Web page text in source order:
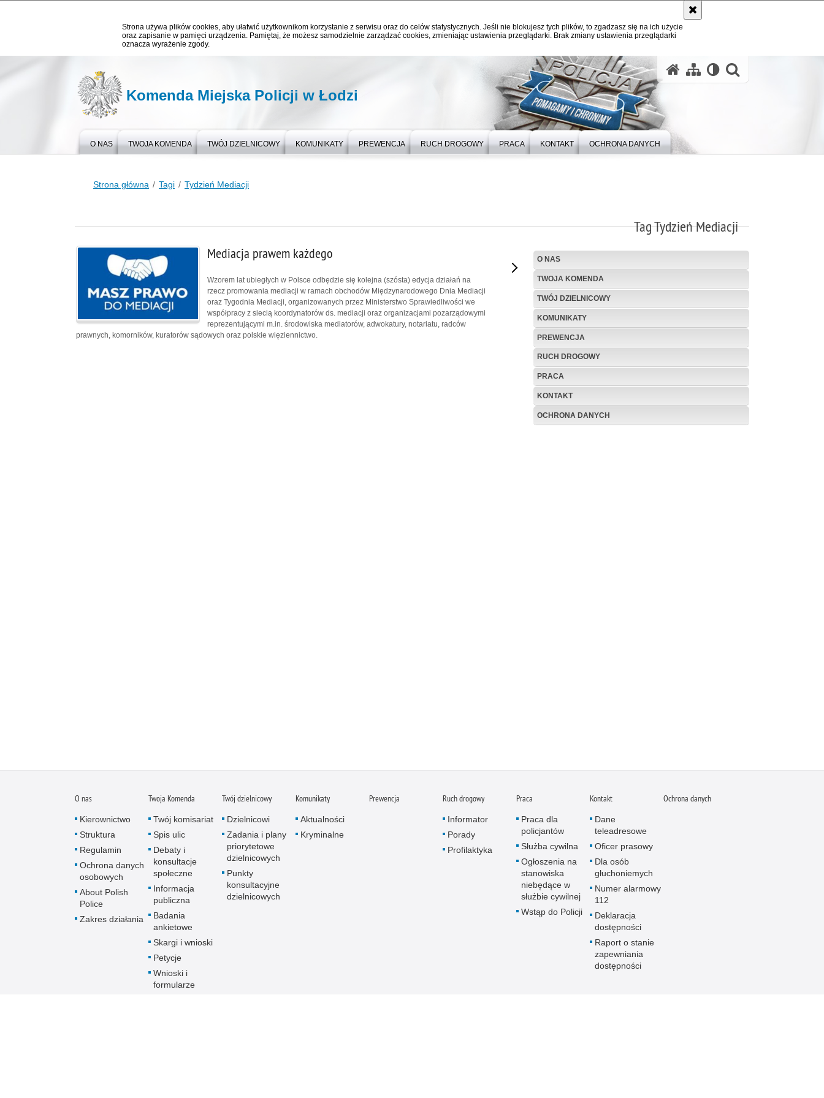
Strona używa plików cookies, aby ułatwić użytkownikom korzystanie z serwisu oraz do celów statystycznych. Jeśli nie blokujesz tych plików, to zgadzasz się na ich użycie
oraz zapisanie w pamięci urządzenia. Pamiętaj, że możesz samodzielnie zarządzać cookies, zmieniając ustawienia przeglądarki. Brak zmiany ustawienia przeglądarki
oznacza wyrażenie zgody.
Komenda Miejska Policji w Łodzi
O NAS TWOJA KOMENDA TWÓJ DZIELNICOWY KOMUNIKATY PREWENCJA RUCH DROGOWY PRACA KONTAKT OCHRONA DANYCH
Strona główna Tagi Tydzień Mediacji
Tag Tydzień Mediacji
O NAS
TWOJA KOMENDA
TWÓJ DZIELNICOWY
KOMUNIKATY
PREWENCJA
RUCH DROGOWY
PRACA
KONTAKT
OCHRONA DANYCH
Mediacja prawem każdego
Wzorem lat ubiegłych w Polsce odbędzie się kolejna (szósta) edycja działań na
rzecz promowania mediacji w ramach obchodów Międzynarodowego Dnia Mediacji
oraz Tygodnia Mediacji, organizowanych przez Ministerstwo Sprawiedliwości we
współpracy z siecią koordynatorów ds. mediacji oraz organizacjami pozarządowymi
reprezentującymi m.in. środowiska mediatorów, adwokatury, notariatu, radców
prawnych, komorników, kuratorów sądowych oraz polskie więziennictwo.
O nas
Kierownictwo
Struktura
Regulamin
Ochrona danych
osobowych
About Polish
Police
Zakres działania
Twoja Komenda
Twój komisariat
Spis ulic
Debaty i
konsultacje
społeczne
Informacja
publiczna
Badania
ankietowe
Skargi i wnioski
Petycje
Wnioski i
formularze
Twój dzielnicowy
Dzielnicowi
Zadania i plany
priorytetowe
dzielnicowych
Punkty
konsultacyjne
dzielnicowych
Komunikaty
Aktualności
Kryminalne
Prewencja Ruch drogowy
Informator
Porady
Profilaktyka
Praca
Praca dla
policjantów
Służba cywilna
Ogłoszenia na
stanowiska
niebędące w
służbie cywilnej
Wstąp do Policji
Kontakt
Dane
teleadresowe
Oficer prasowy
Dla osób
głuchoniemych
Numer alarmowy
112
Deklaracja
dostępności
Raport o stanie
zapewniania
dostępności
Ochrona danych